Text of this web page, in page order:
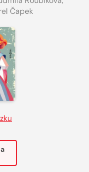
Čapek